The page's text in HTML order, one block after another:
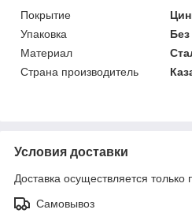
Покрытие
Упаковка
Без
Материал
Страна производитель
Условия доставки
Доставка осуществляется только
Самовывоз